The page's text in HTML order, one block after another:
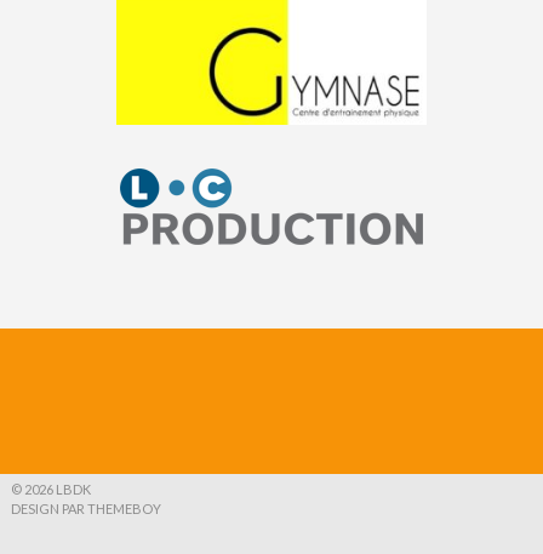
© 2026 LBDK
DESIGN PAR THEMEBOY